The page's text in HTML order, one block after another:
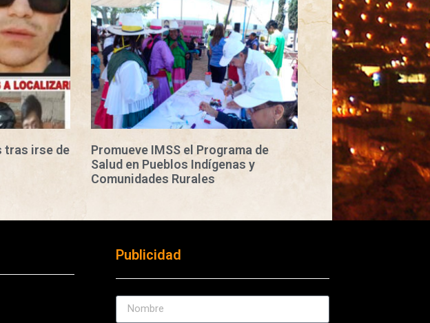
tras irse de
Promueve IMSS el Programa de
Salud en Pueblos Indígenas y
Comunidades Rurales
Publicidad